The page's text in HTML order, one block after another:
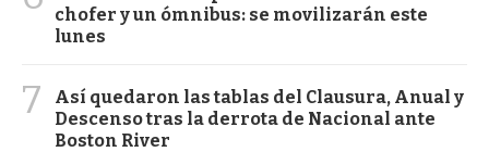
chofer y un ómnibus: se movilizarán este
lunes
7
Así quedaron las tablas del Clausura, Anual y
Descenso tras la derrota de Nacional ante
Boston River